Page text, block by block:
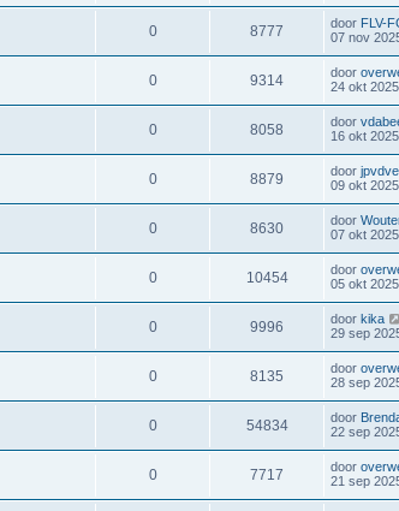
0 8777 door FLV-
07 nov
0 9314 door
24 okt
0 8058 door
16 okt
0 8879 door
09 okt
0 8630 door
07 okt
0 10454 door
05 okt
0 9996 door kika
29 sep
0 8135 door
28 sep
0 54834 door
22 sep
0 7717 door
21 sep